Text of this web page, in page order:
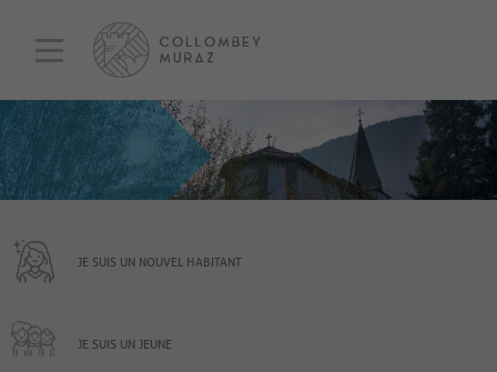
JE SUIS UN NOUVEL HABITANT
JE SUIS UN JEUNE